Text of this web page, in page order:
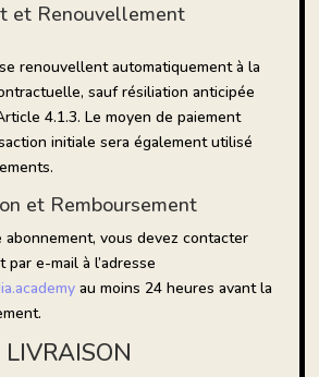
et Renouvellement
renouvellent automatiquement à la
sauf résiliation anticipée
4.1.3. Le moyen de paiement
initiale sera également utilisé
et Remboursement
vous devez contacter
e-mail à l’adresse
au moins 24 heures avant la